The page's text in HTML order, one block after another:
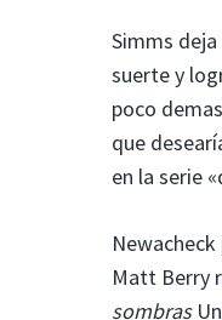
Simms
suerte y
poco
que
en la serie
Matt Berry
sombras